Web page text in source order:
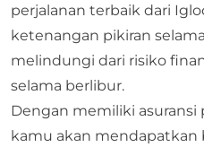
perjalanan terbaik dari
ketenangan pikiran
melindungi dari risiko
selama berlibur.
Dengan memiliki asuransi
kamu akan mendapatkan